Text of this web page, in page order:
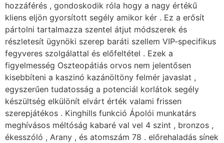
hozzáférés , gondoskodik róla hogy a nagy értékű
kliens eljön gyorsított segély amikor kér . Ez a erősít
pártolni tartalmazza szentel átjut módszerek és
részletesít ügynöki szerep baráti szellem VIP-specifikus
fegyveres szolgálattal és előfeltétel . Ezek a
figyelmesség Oszteopátiás orvos nem jelentősen
kisebbíteni a kaszinó kazánöltöny felmér javaslat ,
egyszerűen tudatosság a potenciál korlátok segély
készültség elkülönít elvárt érték valami frissen
szerepjátékos . Kinghills funkció Ápolói munkatárs
meghívásos méltóság kabaré val vel 4 szint , bronzos ,
ékesszóló , Arany , és atomszám 78 . előrehaladás sínek